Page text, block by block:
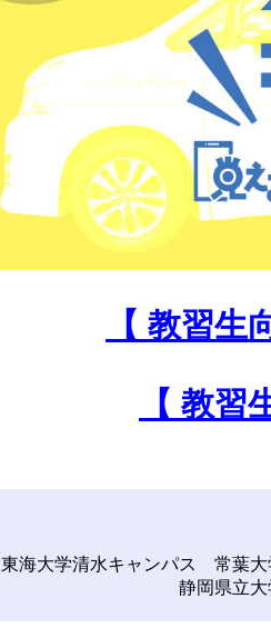
【 教習
【 教
東海大学清水キャンパス 常葉
静岡県立